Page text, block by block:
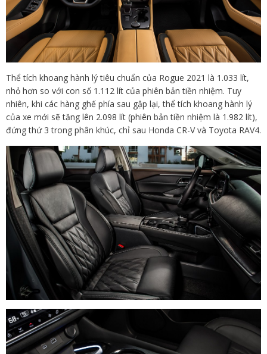
Thể tích khoang hành lý tiêu chuẩn của Rogue 2021 là 1.033 lít,
nhỏ hơn so với con số 1.112 lít của phiên bản tiền nhiệm. Tuy
nhiên, khi các hàng ghế phía sau gập lại, thể tích khoang hành lý
của xe mới sẽ tăng lên 2.098 lít (phiên bản tiền nhiệm là 1.982 lít),
đứng thứ 3 trong phân khúc, chỉ sau Honda CR-V và Toyota RAV4.